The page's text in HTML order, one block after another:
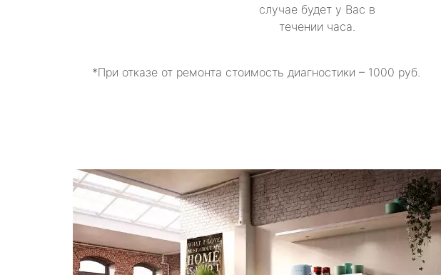
случае будет у Вас в
течении часа.
*При отказе от ремонта стоимость диагностики – 1000 руб.